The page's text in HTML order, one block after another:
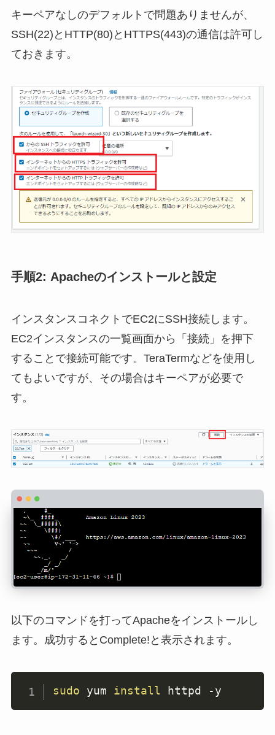
キーペアなしのデフォルトで問題ありませんが、
SSH(22)とHTTP(80)とHTTPS(443)の通信は許可し
ておきます。
手順2: Apacheのインストールと設定
インスタンスコネクトでEC2にSSH接続します。
EC2インスタンスの一覧画面から「接続」を押下
することで接続可能です。TeraTermなどを使用し
てもよいですが、その場合はキーペアが必要で
す。
以下のコマンドを打ってApacheをインストールし
ます。成功するとComplete!と表示されます。
sudo yum install httpd -y